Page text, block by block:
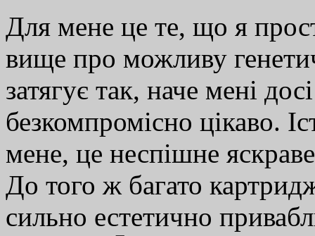
Для мене це те, що я
вище про можливу
затягує так, наче мені
безкомпромісно цікаво.
мене, це неспішне
До того ж багато
сильно естетично